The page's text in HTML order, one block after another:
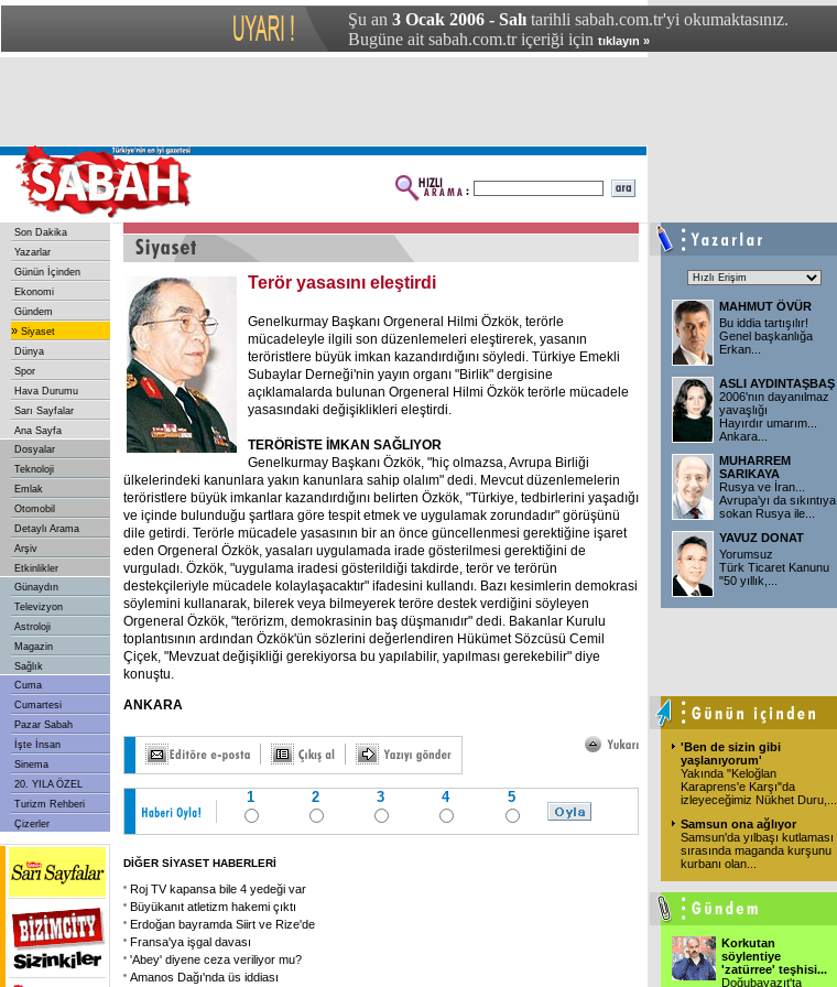
Şu an 3 Ocak 2006 - Salı tarihli sabah.com.tr'yi okumaktasınız.
Bugüne ait sabah.com.tr içeriği için tıklayın »
Son Dakika
Yazarlar
Günün İçinden
Ekonomi
Gündem
» Siyaset
Dünya
Spor
Hava Durumu
Sarı Sayfalar
Ana Sayfa
Dosyalar
Teknoloji
Emlak
Otomobil
Detaylı Arama
Arşiv
Etkinlikler
Günaydın
Televizyon
Astroloji
Magazin
Sağlık
Cuma
Cumartesi
Pazar Sabah
İşte İnsan
Sinema
20. YILA ÖZEL
Turizm Rehberi
Çizerler
Terör yasasını eleştirdi
Genelkurmay Başkanı Orgeneral Hilmi Özkök, terörle
mücadeleyle ilgili son düzenlemeleri eleştirerek, yasanın
teröristlere büyük imkan kazandırdığını söyledi. Türkiye Emekli
Subaylar Derneği'nin yayın organı "Birlik" dergisine
açıklamalarda bulunan Orgeneral Hilmi Özkök terörle mücadele
yasasındaki değişiklikleri eleştirdi.
TERÖRİSTE İMKAN SAĞLIYOR
Genelkurmay Başkanı Özkök, "hiç olmazsa, Avrupa Birliği
ülkelerindeki kanunlara yakın kanunlara sahip olalım" dedi. Mevcut düzenlemelerin
teröristlere büyük imkanlar kazandırdığını belirten Özkök, "Türkiye, tedbirlerini yaşadığı
ve içinde bulunduğu şartlara göre tespit etmek ve uygulamak zorundadır" görüşünü
dile getirdi. Terörle mücadele yasasının bir an önce güncellenmesi gerektiğine işaret
eden Orgeneral Özkök, yasaları uygulamada irade gösterilmesi gerektiğini de
vurguladı. Özkök, "uygulama iradesi gösterildiği takdirde, terör ve terörün
destekçileriyle mücadele kolaylaşacaktır" ifadesini kullandı. Bazı kesimlerin demokrasi
söylemini kullanarak, bilerek veya bilmeyerek teröre destek verdiğini söyleyen
Orgeneral Özkök, "terörizm, demokrasinin baş düşmanıdır" dedi. Bakanlar Kurulu
toplantısının ardından Özkök'ün sözlerini değerlendiren Hükümet Sözcüsü Cemil
Çiçek, "Mevzuat değişikliği gerekiyorsa bu yapılabilir, yapılması gerekebilir" diye
konuştu.
ANKARA
1 2 3 4 5
DİĞER SİYASET HABERLERİ
Roj TV kapansa bile 4 yedeği var
Büyükanıt atletizm hakemi çıktı
Erdoğan bayramda Siirt ve Rize'de
Fransa'ya işgal davası
'Abey' diyene ceza veriliyor mu?
Amanos Dağı'nda üs iddiası
MAHMUT ÖVÜR
Bu iddia tartışılır!
Genel başkanlığa
Erkan...
ASLI AYDINTAŞBAŞ
2006'nın dayanılmaz
yavaşlığı
Hayırdır umarım...
Ankara...
MUHARREM
SARIKAYA
Rusya ve İran...
Avrupa'yı da sıkıntıya
sokan Rusya ile...
YAVUZ DONAT
Yorumsuz
Türk Ticaret Kanunu
"50 yıllık,...
'Ben de sizin gibi
yaşlanıyorum'
Yakında "Keloğlan
Karaprens'e Karşı"da
izleyeceğimiz Nükhet Duru,...
Samsun ona ağlıyor
Samsun'da yılbaşı kutlaması
sırasında maganda kurşunu
kurbanı olan...
Korkutan
söylentiye
'zatürree' teşhisi...
Doğubayazıt'ta